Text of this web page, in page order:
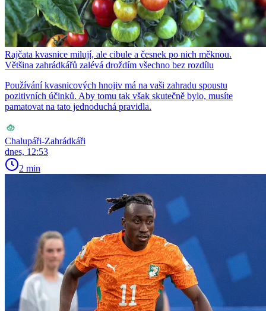
Rajčata kvasnice milují, ale cibule a česnek po nich měknou.
Většina zahrádkářů zalévá droždím všechno bez rozdílu
Používání kvasnicových hnojiv má na vaši zahradu spoustu
pozitivních účinků. Aby tomu tak však skutečně bylo, musíte
pamatovat na tato jednoduchá pravidla.
Chalupáři-Zahrádkáři
dnes, 12:53
2 min